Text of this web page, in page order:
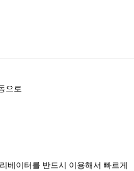
으로
베이터를 반드시 이용해서 빠르게